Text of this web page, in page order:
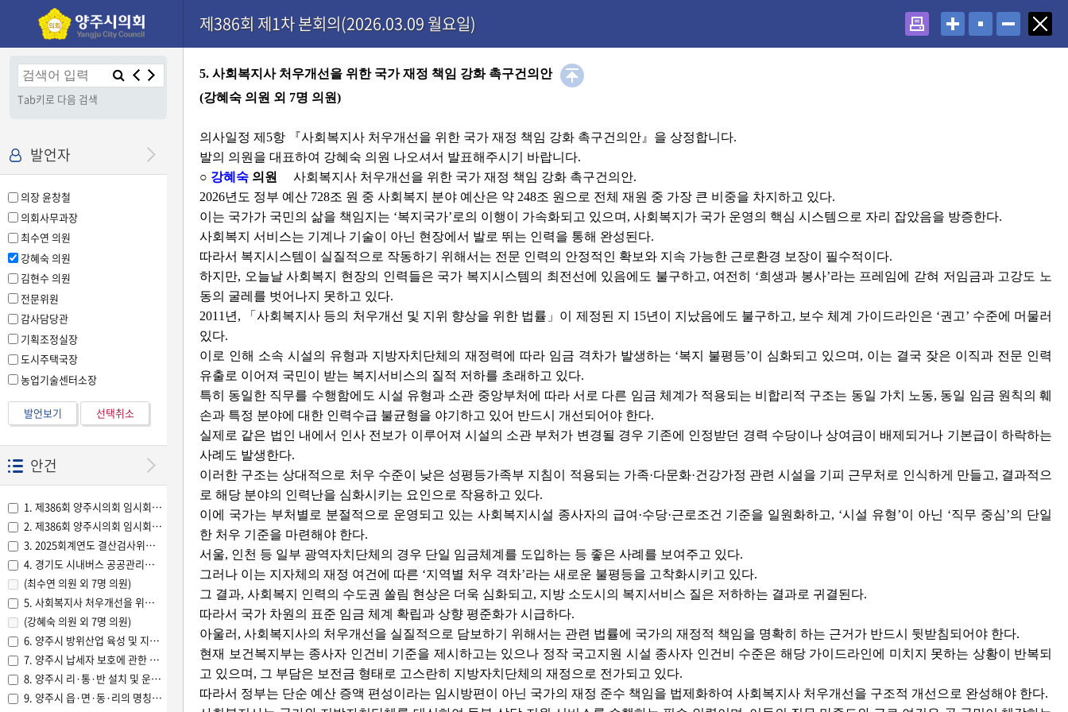
본문으로 바로가기
기능메뉴 메뉴 바로가기
설정메뉴 메뉴 바로가기
제386회 제1차 본회의(2026.03.09 월요일)
Tab키로 다음 검색
발언자
의장 윤창철
의회사무과장
최수연 의원
강혜숙 의원
김현수 의원
전문위원
감사담당관
기획조정실장
도시주택국장
농업기술센터소장
발언보기 선택취소
안건
1. 제386회 양주시의회 임시회 회기 결정의 건(의장제의)
2. 제386회 양주시의회 임시회 회의록 서명의원 선출의 건(의장제의)
3. 2025회계연도 결산검사위원 선임의 건(의장제의)
4. 경기도 시내버스 공공관리제 재정 부담 구조 개선 및 마을버스 지원 촉구건의안
(최수연 의원 외 7명 의원)
5. 사회복지사 처우개선을 위한 국가 재정 책임 강화 촉구건의안
(강혜숙 의원 외 7명 의원)
6. 양주시 방위산업 육성 및 지원에 관한 조례안(의원발의)
7. 양주시 납세자 보호에 관한 사무 처리 조례 일부개정조례안(시장제출)
8. 양주시 리·통·반 설치 및 운영에 관한 조례 일부개정조례안(시장제출)
9. 양주시 읍·면·동·리의 명칭과 관할구역에 관한 조례 일부개정조례안(시장제출)
5. 사회복지사 처우개선을 위한 국가 재정 책임 강화 촉구건의안
(강혜숙 의원 외 7명 의원)
의사일정 제5항 『사회복지사 처우개선을 위한 국가 재정 책임 강화 촉구건의안』을 상정합니다.
발의 의원을 대표하여 강혜숙 의원 나오셔서 발표해주시기 바랍니다.
○ 강혜숙 의원
사회복지사 처우개선을 위한 국가 재정 책임 강화 촉구건의안.
2026년도 정부 예산 728조 원 중 사회복지 분야 예산은 약 248조 원으로 전체 재원 중 가장 큰 비중을 차지하고 있다.
이는 국가가 국민의 삶을 책임지는 ‘복지국가’로의 이행이 가속화되고 있으며, 사회복지가 국가 운영의 핵심 시스템으로 자리 잡았음을 방증한다.
사회복지 서비스는 기계나 기술이 아닌 현장에서 발로 뛰는 인력을 통해 완성된다.
따라서 복지시스템이 실질적으로 작동하기 위해서는 전문 인력의 안정적인 확보와 지속 가능한 근로환경 보장이 필수적이다.
하지만, 오늘날 사회복지 현장의 인력들은 국가 복지시스템의 최전선에 있음에도 불구하고, 여전히 ‘희생과 봉사’라는 프레임에 갇혀 저임금과 고강도 노
동의 굴레를 벗어나지 못하고 있다.
2011년, 「사회복지사 등의 처우개선 및 지위 향상을 위한 법률」이 제정된 지 15년이 지났음에도 불구하고, 보수 체계 가이드라인은 ‘권고’ 수준에 머물러
있다.
이로 인해 소속 시설의 유형과 지방자치단체의 재정력에 따라 임금 격차가 발생하는 ‘복지 불평등’이 심화되고 있으며, 이는 결국 잦은 이직과 전문 인력
유출로 이어져 국민이 받는 복지서비스의 질적 저하를 초래하고 있다.
특히 동일한 직무를 수행함에도 시설 유형과 소관 중앙부처에 따라 서로 다른 임금 체계가 적용되는 비합리적 구조는 동일 가치 노동, 동일 임금 원칙의 훼
손과 특정 분야에 대한 인력수급 불균형을 야기하고 있어 반드시 개선되어야 한다.
실제로 같은 법인 내에서 인사 전보가 이루어져 시설의 소관 부처가 변경될 경우 기존에 인정받던 경력 수당이나 상여금이 배제되거나 기본급이 하락하는
사례도 발생한다.
이러한 구조는 상대적으로 처우 수준이 낮은 성평등가족부 지침이 적용되는 가족·다문화·건강가정 관련 시설을 기피 근무처로 인식하게 만들고, 결과적으
로 해당 분야의 인력난을 심화시키는 요인으로 작용하고 있다.
이에 국가는 부처별로 분절적으로 운영되고 있는 사회복지시설 종사자의 급여·수당·근로조건 기준을 일원화하고, ‘시설 유형’이 아닌 ‘직무 중심’의 단일
한 처우 기준을 마련해야 한다.
서울, 인천 등 일부 광역자치단체의 경우 단일 임금체계를 도입하는 등 좋은 사례를 보여주고 있다.
그러나 이는 지자체의 재정 여건에 따른 ‘지역별 처우 격차’라는 새로운 불평등을 고착화시키고 있다.
그 결과, 사회복지 인력의 수도권 쏠림 현상은 더욱 심화되고, 지방 소도시의 복지서비스 질은 저하하는 결과로 귀결된다.
따라서 국가 차원의 표준 임금 체계 확립과 상향 평준화가 시급하다.
아울러, 사회복지사의 처우개선을 실질적으로 담보하기 위해서는 관련 법률에 국가의 재정적 책임을 명확히 하는 근거가 반드시 뒷받침되어야 한다.
현재 보건복지부는 종사자 인건비 기준을 제시하고는 있으나 정작 국고지원 시설 종사자 인건비 수준은 해당 가이드라인에 미치지 못하는 상황이 반복되
고 있으며, 그 부담은 보전금 형태로 고스란히 지방자치단체의 재정으로 전가되고 있다.
따라서 정부는 단순 예산 증액 편성이라는 임시방편이 아닌 국가의 재정 준수 책임을 법제화하여 사회복지사 처우개선을 구조적 개선으로 완성해야 한다.